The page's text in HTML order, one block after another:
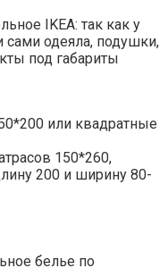
IKEA: так как у
сами одеяла, подушки,
под габариты
или квадратные
150*260,
200 и ширину 80-
белье по